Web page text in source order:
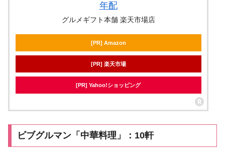
年配
グルメギフト本舗 楽天市場店
[PR] Amazon
[PR] 楽天市場
[PR] Yahoo!ショッピング
ビブグルマン「中華料理」：10軒